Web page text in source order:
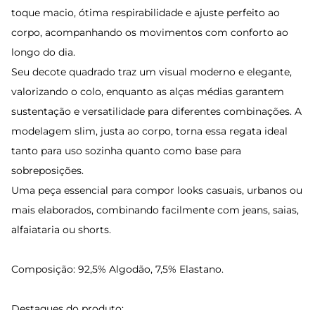
toque macio, ótima respirabilidade e ajuste perfeito ao
corpo, acompanhando os movimentos com conforto ao
longo do dia.
Seu decote quadrado traz um visual moderno e elegante,
valorizando o colo, enquanto as alças médias garantem
sustentação e versatilidade para diferentes combinações. A
modelagem slim, justa ao corpo, torna essa regata ideal
tanto para uso sozinha quanto como base para
sobreposições.
Uma peça essencial para compor looks casuais, urbanos ou
mais elaborados, combinando facilmente com jeans, saias,
alfaiataria ou shorts.
Composição: 92,5% Algodão, 7,5% Elastano.